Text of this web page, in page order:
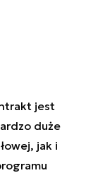
jest
duże
jak i